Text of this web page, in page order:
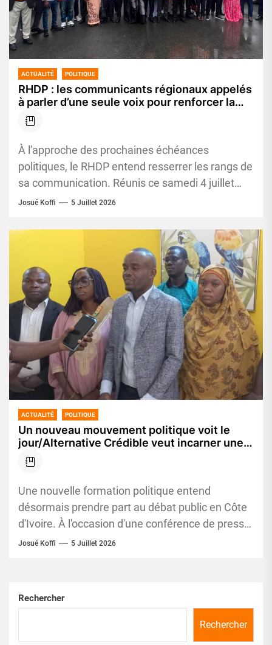
ACTUALITÉ POLITIQUE
RHDP : les communicants régionaux appelés
à parler d’une seule voix pour renforcer la
stratégie du parti
À l'approche des prochaines échéances
politiques, le RHDP entend resserrer les rangs de
sa communication. Réunis ce samedi 4 juillet
2026, à la salle Houphouët-Boigny...
Josué Koffi 5 Juillet 2026
ACTUALITÉ POLITIQUE
Un nouveau mouvement politique voit le
jour/Alternative Crédible veut incarner une
nouvelle offre politique
Une nouvelle formation politique entend
désormais prendre part au débat public en Côte
d'Ivoire. À l'occasion d'une conférence de presse,
les responsables d'Alternative Crédible (ACR)...
Josué Koffi 5 Juillet 2026
Rechercher
Rechercher